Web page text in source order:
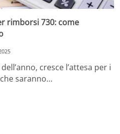
rimborsi 730: come
cresce l’attesa per i
saranno…